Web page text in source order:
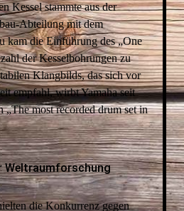
Kessel stammte aus der
Abteilung mit dem
kam die Einführung des „One
der Kesselbohrungen zu
Klangbilds, das sich vor
empfahl, wirbt Yamaha seit
„The most recorded drum set in
Weltraumforschung
die Konkurrenz gegen